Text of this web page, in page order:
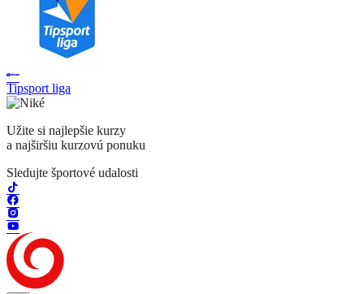
Tipsport liga
Užite si najlepšie kurzy
a najširšiu kurzovú ponuku
Sledujte športové udalosti